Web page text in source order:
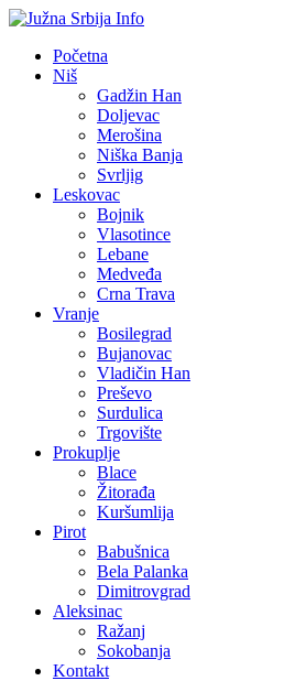
Početna
Niš
Gadžin Han
Doljevac
Merošina
Niška Banja
Svrljig
Leskovac
Bojnik
Vlasotince
Lebane
Medveđa
Crna Trava
Vranje
Bosilegrad
Bujanovac
Vladičin Han
Preševo
Surdulica
Trgovište
Prokuplje
Blace
Žitorađa
Kuršumlija
Pirot
Babušnica
Bela Palanka
Dimitrovgrad
Aleksinac
Ražanj
Sokobanja
Kontakt